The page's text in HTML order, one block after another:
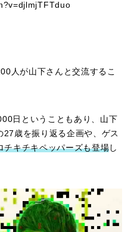
人が山下さんと交流するこ
日ということもあり、山下
歳を振り返る企画や、ゲス
チキチキペッパーズも登場 し